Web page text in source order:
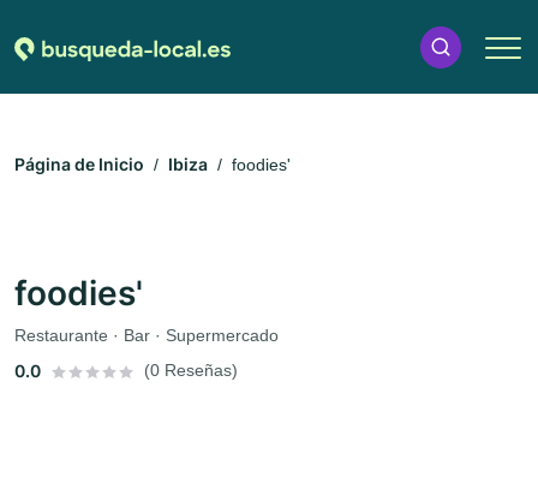
Página de Inicio Ibiza foodies'
foodies'
Restaurante · Bar · Supermercado
0.0 (0 Reseñas)